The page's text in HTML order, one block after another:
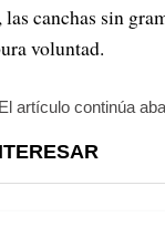
las canchas sin
voluntad.
El artículo continúa